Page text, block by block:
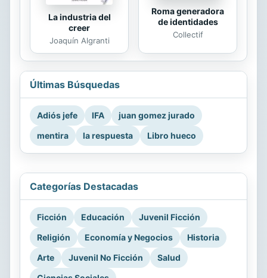
La industria del
creer
Joaquín Algranti
Roma generadora
de identidades
Collectif
Últimas Búsquedas
Adiós jefe IFA
juan gomez jurado
mentira
la respuesta Libro hueco
Categorías Destacadas
Ficción Educación
Juvenil Ficción
Religión
Economía y Negocios
Historia
Arte
Juvenil No Ficción
Salud